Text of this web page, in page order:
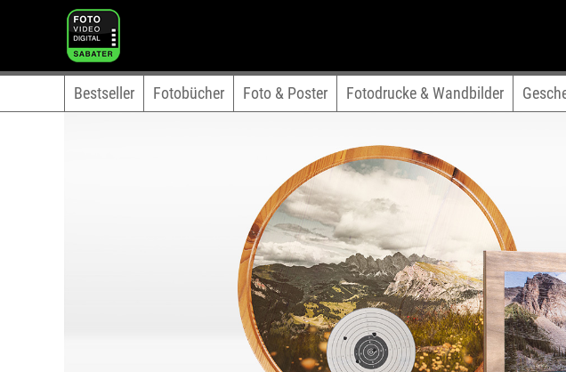
Bestseller Fotobücher Foto & Poster Fotodrucke & Wandbilder